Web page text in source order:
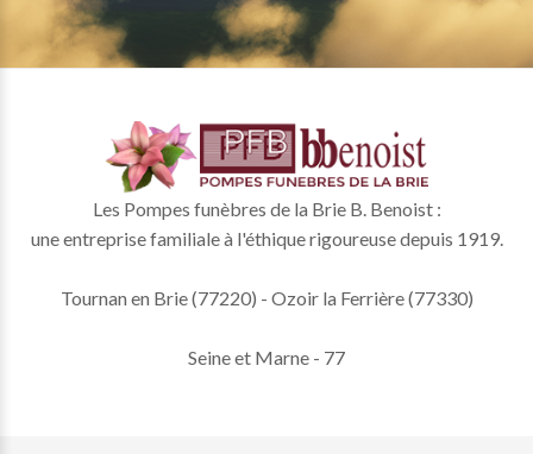
Les Pompes funèbres de la Brie B. Benoist :
une entreprise familiale à l'éthique rigoureuse depuis 1919.
Tournan en Brie (77220) - Ozoir la Ferrière (77330)
Seine et Marne - 77